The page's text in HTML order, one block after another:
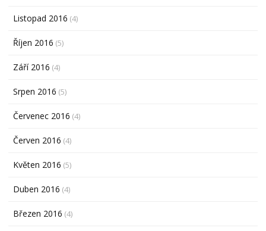
Listopad 2016 (4)
Říjen 2016 (5)
Září 2016 (4)
Srpen 2016 (5)
Červenec 2016 (4)
Červen 2016 (4)
Květen 2016 (5)
Duben 2016 (4)
Březen 2016 (4)